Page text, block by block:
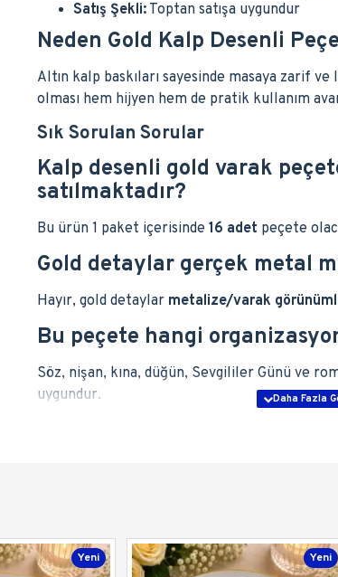
Satış Şekli: Toptan satışa uygundur
Neden Gold Kalp Desenli
Altın kalp baskıları sayesinde masaya zarif
olması hem hijyen hem de pratik kullanım
Sık Sorulan Sorular
Kalp desenli gold varak
satılmaktadır?
Bu ürün 1 paket içerisinde 16 adet peçete
Gold detaylar gerçek metal
Hayır, gold detaylar metalize/varak
Bu peçete hangi
Söz, nişan, kına, düğün, Sevgililer Günü ve
uygundur.
Yeni Yeni